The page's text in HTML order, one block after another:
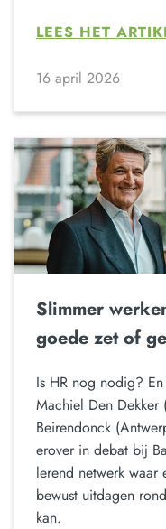
LEES HET
16 april 2026
Slimmer
goede zet of
Is HR nog nodig?
Machiel Den Dekker
Beirendonck
erover in debat bij
lerend netwerk waar
bewust uitdagen
kan.